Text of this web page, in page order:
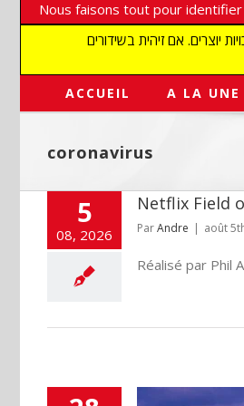
Nous faisons tout pour
אנו מכבדים זכויות יוצרים ושואפים לאתר את בעלי הזכויות בתמונות המגיעות אלינו כנדרש בסעיף 27א בנושא זכויות יוצרים. אם זיהית בשידורים
ACCUEIL A LA UNE
coronavirus
5
08, 2026
Netflix Field
ParAndre | août
Réalisé par Phil